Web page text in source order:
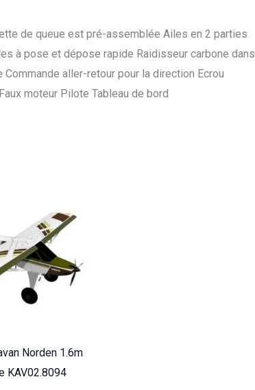
de queue est pré-assemblée Ailes en 2 parties
à pose et dépose rapide Raidisseur carbone dans
aller-retour pour la direction Ecrou
moteur Pilote Tableau de bord
Norden 1.6m
KAV02.8094